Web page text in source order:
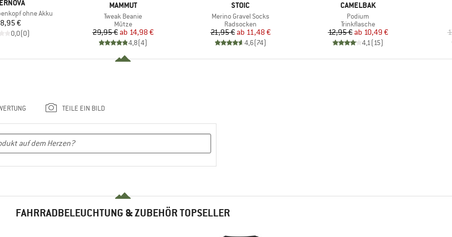
ohne Akku
Preis
€
0,0(0)
MARKE
MAMMUT
Artikel
Tweak Beanie
Produktgruppe
Mütze
Preis
29,95 € reduzierter Preis
ab 14,98 €
4,8(4)
MARKE
STOIC
Artikel
Merino Gravel Socks
Produktgruppe
Radsocken
Preis
21,95 € reduzierter Preis
ab 11,48 €
4,6(74)
MARKE
CAMELBAK
Artikel
Podium
Produktgruppe
Trinkflasche
Preis
12,95 € reduzierter Preis
ab 10,49 €
4,1(15)
TEILE EIN BILD
FAHRRADBELEUCHTUNG & ZUBEHÖR TOPSELLER